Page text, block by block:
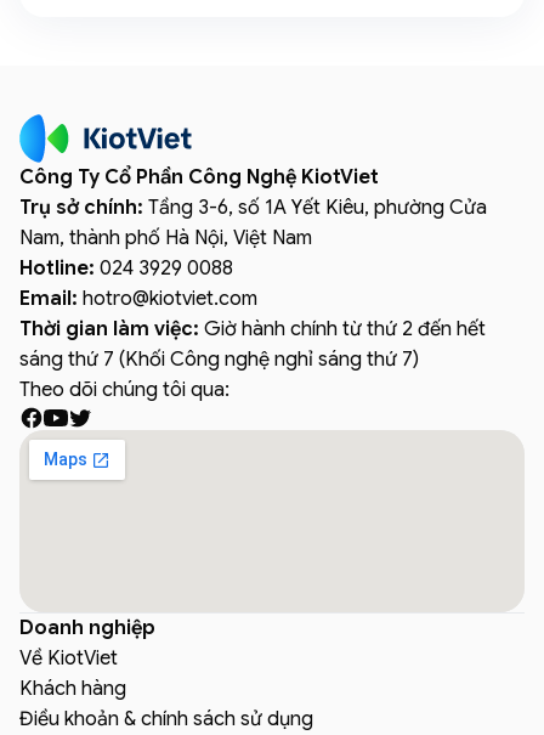
Công Ty Cổ Phần Công Nghệ KiotViet
Trụ sở chính: Tầng 3-6, số 1A Yết Kiêu, phường Cửa
Nam, thành phố Hà Nội, Việt Nam
Hotline: 024 3929 0088
Email: hotro@kiotviet.com
Thời gian làm việc: Giờ hành chính từ thứ 2 đến hết
sáng thứ 7 (Khối Công nghệ nghỉ sáng thứ 7)
Theo dõi chúng tôi qua:
Doanh nghiệp
Về KiotViet
Khách hàng
Điều khoản & chính sách sử dụng